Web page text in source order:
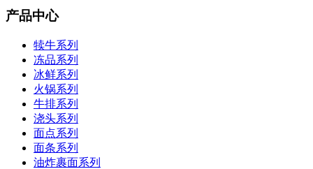
产品中心
犊牛系列
冻品系列
冰鲜系列
火锅系列
牛排系列
浇头系列
面点系列
面条系列
油炸裹面系列